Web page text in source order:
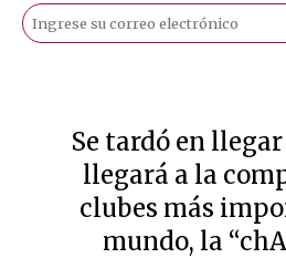
Se tardó en
llegará a la
clubes más
mundo, la